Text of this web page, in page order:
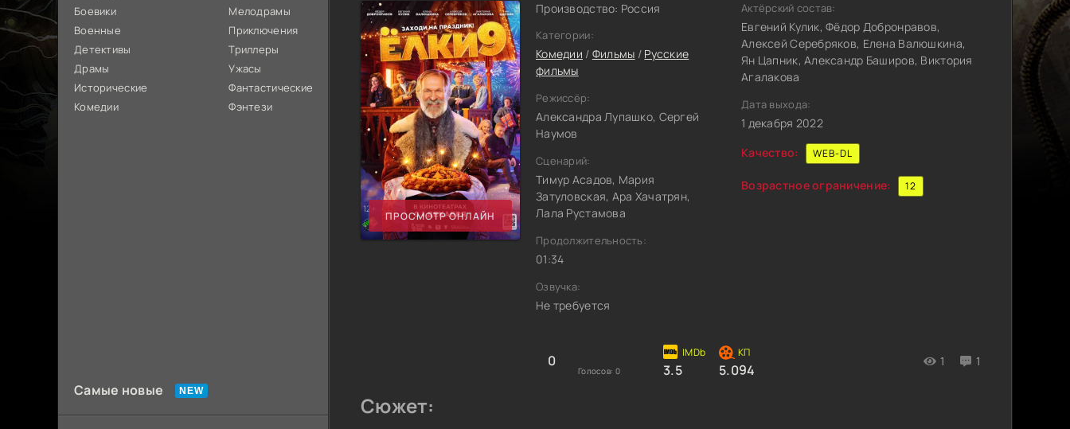
ПРОСМОТР ОНЛАЙН
Производство: Россия
Категории:
Комедии / Фильмы / Русские
фильмы
Режиссёр:
Александра Лупашко, Сергей
Наумов
Сценарий:
Тимур Асадов, Мария
Затуловская, Ара Хачатрян,
Лала Рустамова
Продолжительность:
01:34
Озвучка:
Не требуется
0
Голосов: 0 3.5 5.094
1 1
Актёрский состав:
Евгений Кулик, Фёдор Добронравов,
Алексей Серебряков, Елена Валюшкина,
Ян Цапник, Александр Баширов, Виктория
Агалакова
Дата выхода:
1 декабря 2022
Качество:
WEB-DL
Возрастное ограничение: 12
Сюжет:
Боевики
Военные
Детективы
Драмы
Исторические
Комедии
Мелодрамы
Приключения
Триллеры
Ужасы
Фантастические
Фэнтези
Самые новые